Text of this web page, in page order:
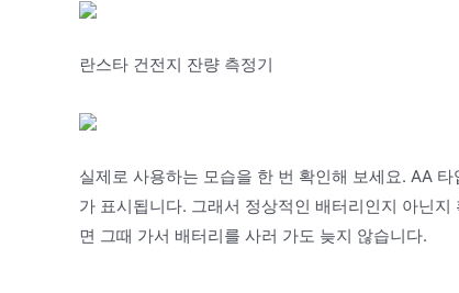
란스타 건전지 잔량 측정기
실제로 사용하는 모습을 한 번 확인해 보세요. AA
가 표시됩니다. 그래서 정상적인 배터리인지 아닌
면 그때 가서 배터리를 사러 가도 늦지 않습니다.